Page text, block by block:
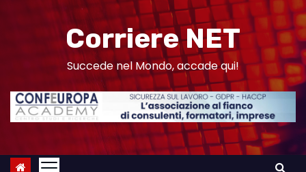
Corriere NET
Succede nel Mondo, accade qui!